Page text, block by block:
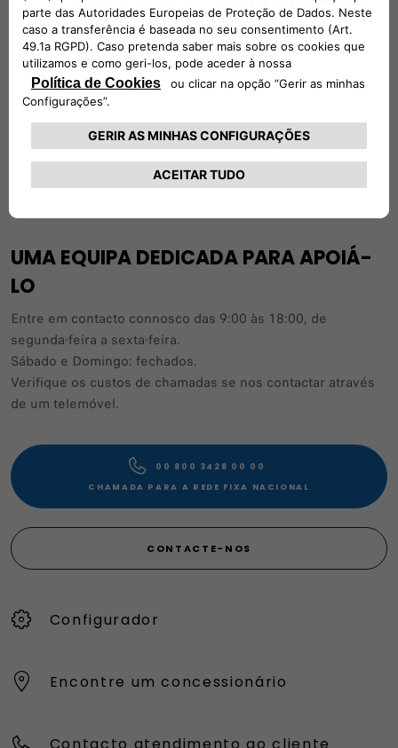
Os serviços online da Fiat são gratuitos
A utilização do site da Fiat é completamente gratuita, sendo
a ligação à Internet a cargo do utilizador.
SIGA-NOS
UMA EQUIPA DEDICADA PARA APOIÁ-
LO
Entre em contacto connosco das 9:00 às 18:00, de
segunda-feira a sexta-feira.
Sábado e Domingo: fechados.
Verifique os custos de chamadas se nos contactar através
de um telemóvel.
00 800 3428 00 00​
CHAMADA PARA A REDE FIXA NACIONAL
CONTACTE-NOS
Configurador
Encontre um concessionário
Contacto atendimento ao cliente